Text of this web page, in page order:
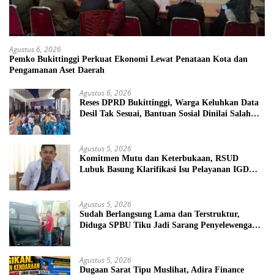
Agustus 6, 2026
Pemko Bukittinggi Perkuat Ekonomi Lewat Penataan Kota dan
Pengamanan Aset Daerah
Agustus 6, 2026
Reses DPRD Bukittinggi, Warga Keluhkan Data
Desil Tak Sesuai, Bantuan Sosial Dinilai Salah
Agustus 5, 2026
Komitmen Mutu dan Keterbukaan, RSUD
Lubuk Basung Klarifikasi Isu Pelayanan IGD
Agustus 5, 2026
Sudah Berlangsung Lama dan Terstruktur,
Diduga SPBU Tiku Jadi Sarang Penyelewengan
Agustus 5, 2026
Dugaan Sarat Tipu Muslihat, Adira Finance